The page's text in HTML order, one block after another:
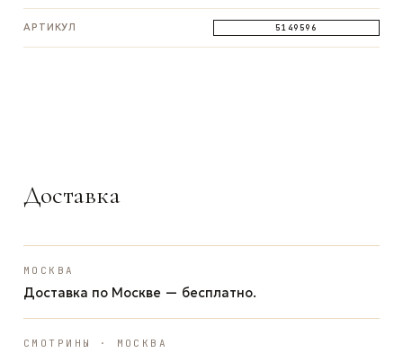
АРТИКУЛ 5149596
Доставка
МОСКВА
Доставка по Москве — бесплатно.
СМОТРИНЫ · МОСКВА